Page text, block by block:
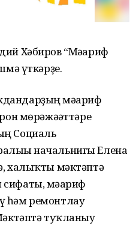
Хәбиров “Мәғариф
үткәрҙе.
мәғариф
мөрәжәғәттәре
Социаль
начальнигы Елена
халыҡты мәктәптә
мәғариф
һәм ремонтлау
туҡланыу